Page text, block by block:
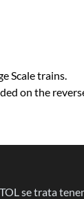
Scale trains.
on the
se trata